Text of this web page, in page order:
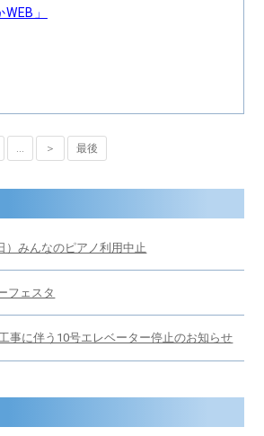
」
... ＞ 最後
）みんなのピアノ利用中止
フェスタ
事に伴う10号エレベーター停止のお知らせ